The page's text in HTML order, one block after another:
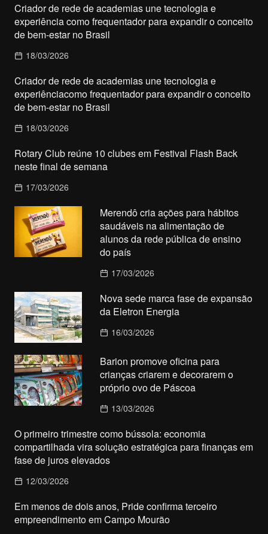
Criador de rede de academias une tecnologia e
experiência como frequentador para expandir o conceito
de bem-estar no Brasil
18/03/2026
Criador de rede de academias une tecnologia e
experiênciacomo frequentador para expandir o conceito
de bem-estar no Brasil
18/03/2026
Rotary Club reúne 10 clubes em Festival Flash Back
neste final de semana
17/03/2026
Merendô cria ações para hábitos
saudáveis na alimentação de
alunos da rede pública de ensino
do país
17/03/2026
Nova sede marca fase de expansão
da Eletron Energia
16/03/2026
Barion promove oficina para
crianças criarem e decorarem o
próprio ovo de Páscoa
13/03/2026
O primeiro trimestre como bússola: economia
compartilhada vira solução estratégica para finanças em
fase de juros elevados
12/03/2026
Em menos de dois anos, Pride confirma terceiro
empreendimento em Campo Mourão